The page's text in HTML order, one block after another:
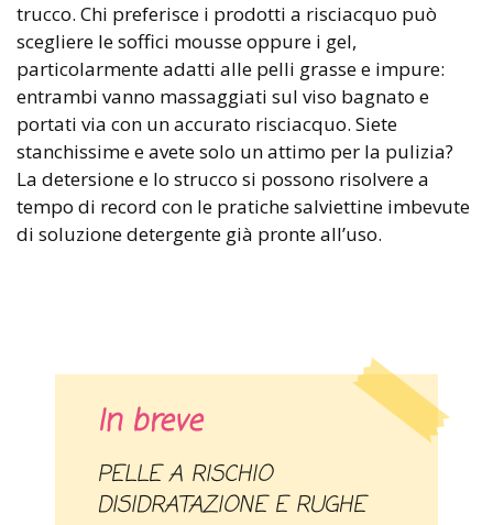
trucco. Chi preferisce i prodotti a risciacquo può
scegliere le soffici mousse oppure i gel,
particolarmente adatti alle pelli grasse e impure:
entrambi vanno massaggiati sul viso bagnato e
portati via con un accurato risciacquo. Siete
stanchissime e avete solo un attimo per la pulizia?
La detersione e lo strucco si possono risolvere a
tempo di record con le pratiche salviettine imbevute
di soluzione detergente già pronte all’uso.
In breve
PELLE A RISCHIO
DISIDRATAZIONE E RUGHE